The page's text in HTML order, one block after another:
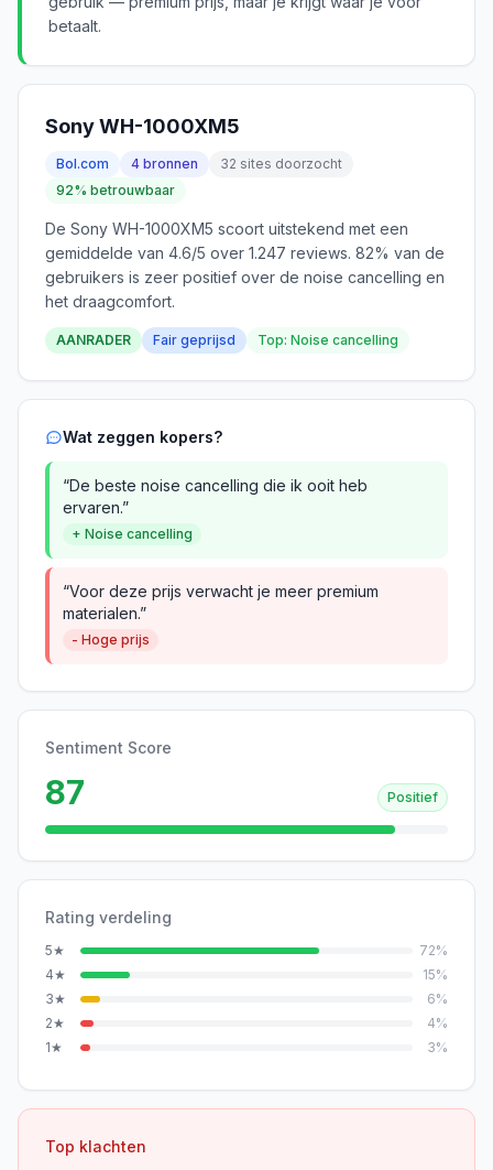
betaalt.
Sony WH-1000XM5
Bol.com 4 bronnen
32 sites doorzocht
92% betrouwbaar
De Sony WH-1000XM5 scoort uitstekend met een
gemiddelde van 4.6/5 over 1.247 reviews. 82% van de
gebruikers is zeer positief over de noise cancelling en
het draagcomfort.
AANRADER Fair geprijsd Top: Noise cancelling
Wat zeggen kopers?
“De beste noise cancelling die ik ooit heb
ervaren.”
+ Noise cancelling
“Voor deze prijs verwacht je meer premium
materialen.”
- Hoge prijs
Sentiment Score
87 Positief
Rating verdeling
5★ 72%
4★ 15%
3★ 6%
2★ 4%
1★ 3%
Top klachten